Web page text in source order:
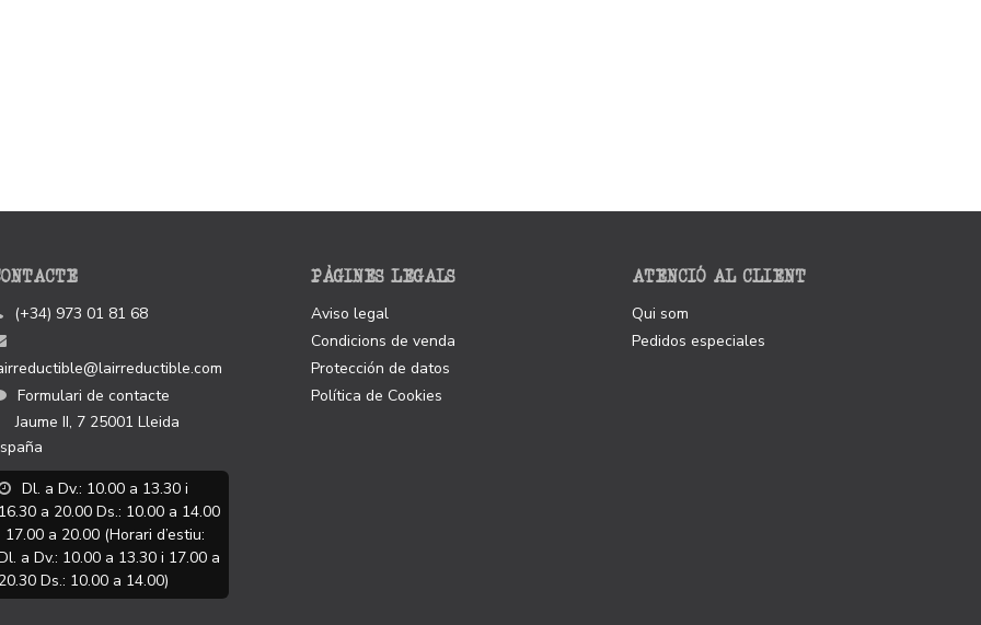
(+34) 973 01 81 68
Formulari de contacte
Jaume II, 7 25001 Lleida
Dl. a Dv.: 10.00 a 13.30 i
a 20.00 Ds.: 10.00 a 14.00
17.00 a 20.00 (Horari d’estiu:
a Dv.: 10.00 a 13.30 i 17.00 a
Ds.: 10.00 a 14.00)
PÀGINES LEGALS
Aviso legal
Condicions de venda
Protección de datos
Política de Cookies
ATENCIÓ AL CLIENT
Qui som
Pedidos especiales